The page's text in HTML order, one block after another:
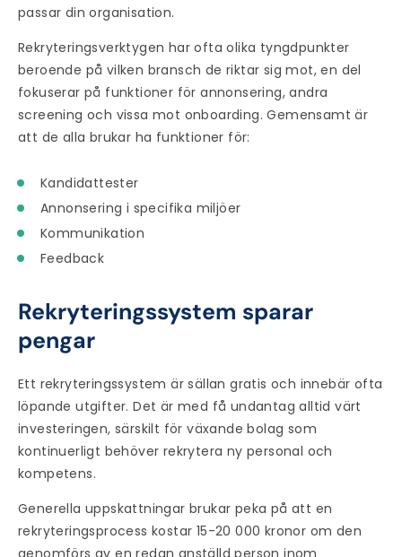
passar din organisation.
Rekryteringsverktygen har ofta olika tyngdpunkter
beroende på vilken bransch de riktar sig mot, en del
fokuserar på funktioner för annonsering, andra
screening och vissa mot onboarding. Gemensamt är
att de alla brukar ha funktioner för:
Kandidattester
Annonsering i specifika miljöer
Kommunikation
Feedback
Rekryteringssystem sparar
pengar
Ett rekryteringssystem är sällan gratis och innebär ofta
löpande utgifter. Det är med få undantag alltid värt
investeringen, särskilt för växande bolag som
kontinuerligt behöver rekrytera ny personal och
kompetens.
Generella uppskattningar brukar peka på att en
rekryteringsprocess kostar 15-20 000 kronor om den